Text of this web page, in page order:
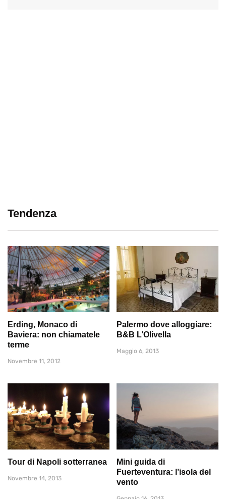
Tendenza
Erding, Monaco di
Baviera: non chiamatele
terme
Novembre 11, 2012
Palermo dove alloggiare:
B&B L’Olivella
Maggio 6, 2013
Tour di Napoli sotterranea
Novembre 14, 2013
Mini guida di
Fuerteventura: l’isola del
vento